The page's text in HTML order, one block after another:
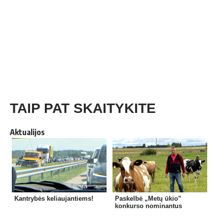
TAIP PAT SKAITYKITE
Aktualijos
Kantrybės keliaujantiems!
Paskelbė „Metų ūkio”
konkurso nominantus